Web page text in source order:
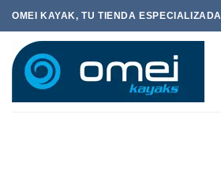
Saltar
al
contenido
OMEI KAYAK, TU TIENDA ESPECIALIZADA